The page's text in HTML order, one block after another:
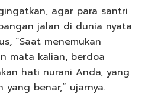
agar para santri
jalan di dunia nyata
“Saat menemukan
mata kalian, berdoa
hati nurani Anda, yang
benar,” ujarnya.